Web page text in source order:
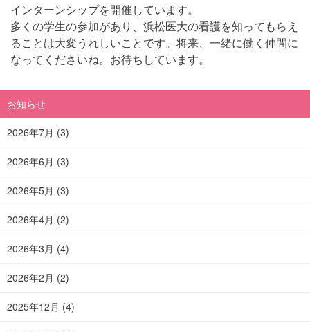
インターンシップを開催しています。
多くの学生の参加があり、浜松医大の看護を知ってもらえ
ることは大変うれしいことです。将来、一緒に働く仲間に
なってくださいね。お待ちしています。
お知らせ
2026年7月 (3)
2026年6月 (3)
2026年5月 (3)
2026年4月 (2)
2026年3月 (4)
2026年2月 (2)
2025年12月 (4)